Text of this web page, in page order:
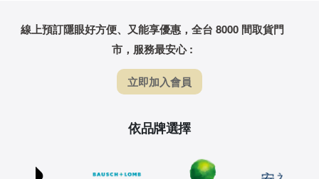
線上預訂隱眼好方便、又能享優惠，全台 8000 間取貨門
市，服務最安心 :
立即加入會員
依品牌選擇